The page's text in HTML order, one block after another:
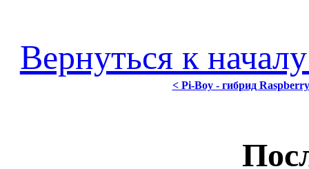
Вернуться к
< Pi-Boy - гибрид